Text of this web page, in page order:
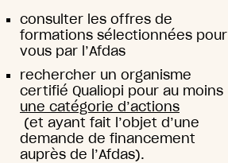
consulter les offres de
formations sélectionnées pour
vous par l’Afdas
rechercher un organisme
certifié Qualiopi pour au moins
une catégorie d’actions
(et ayant fait l’objet d’une
demande de financement
auprès de l’Afdas).